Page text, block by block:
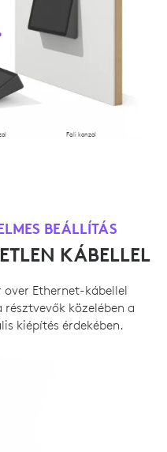
Fali konzol
BEÁLLÍTÁS
KÁBELLEL
over Ethernet-kábellel
közelében a
kiépítés érdekében.